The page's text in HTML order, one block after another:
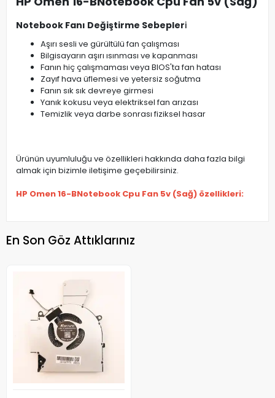
Notebook Fanı Değiştirme Sebepleri
Aşırı sesli ve gürültülü fan çalışması
Bilgisayarın aşırı ısınması ve kapanması
Fanın hiç çalışmaması veya BIOS'ta fan hatası
Zayıf hava üflemesi ve yetersiz soğutma
Fanın sık sık devreye girmesi
Yanık kokusu veya elektriksel fan arızası
Temizlik veya darbe sonrası fiziksel hasar
Ürünün uyumluluğu ve özellikleri hakkında daha fazla bilgi
almak için bizimle iletişime geçebilirsiniz.
HP Omen 16-BNotebook Cpu Fan 5v (Sağ) özellikleri:
En Son Göz Attıklarınız